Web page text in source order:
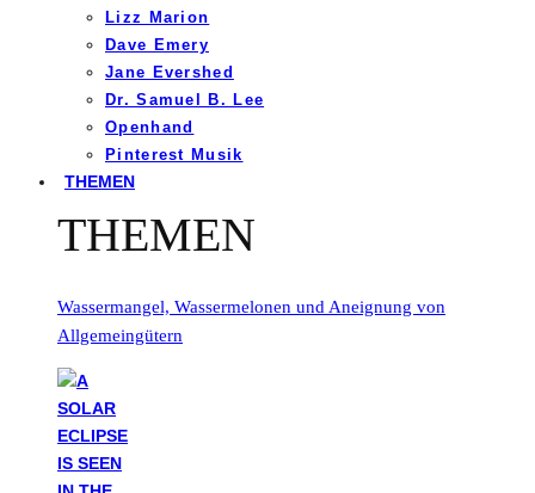
Lizz Marion
Dave Emery
Jane Evershed
Dr. Samuel B. Lee
Openhand
Pinterest Musik
THEMEN
THEMEN
Wassermangel, Wassermelonen und Aneignung von
Allgemeingütern